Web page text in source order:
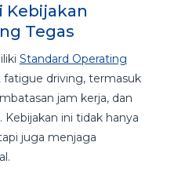
Kebijakan
Tegas
Standard Operating
fatigue driving, termasuk
jam kerja, dan
Kebijakan ini tidak hanya
juga menjaga